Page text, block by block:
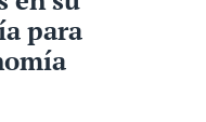
para